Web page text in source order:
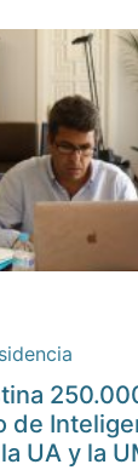
de
UA y la